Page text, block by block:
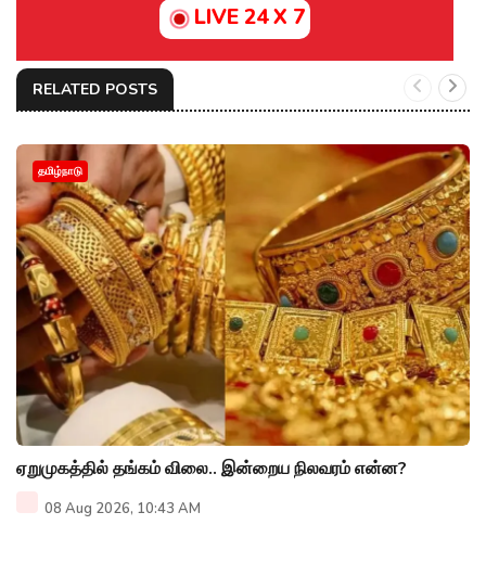
LIVE 24 X 7
RELATED POSTS
தமிழ்நாடு
ஏறுமுகத்தில் தங்கம் விலை.. இன்றைய நிலவரம் என்ன?
08 Aug 2026, 10:43 AM